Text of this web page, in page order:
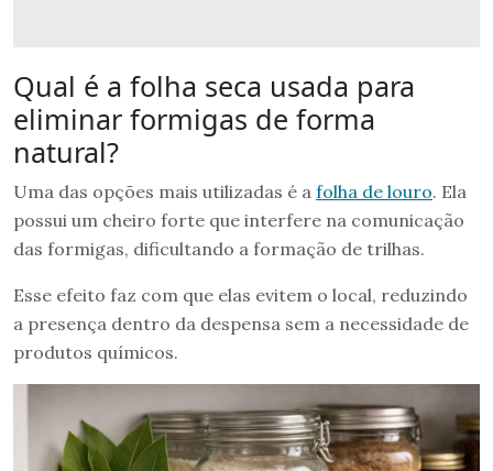
Qual é a folha seca usada para
eliminar formigas de forma
natural?
Uma das opções mais utilizadas é a folha de louro. Ela
possui um cheiro forte que interfere na comunicação
das formigas, dificultando a formação de trilhas.
Esse efeito faz com que elas evitem o local, reduzindo
a presença dentro da despensa sem a necessidade de
produtos químicos.